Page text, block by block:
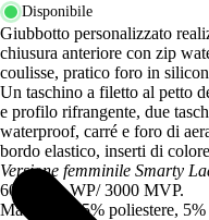
Disponibile
Giubbotto personalizzato
chiusura anteriore con zip
coulisse, pratico foro in
Un taschino a filetto al petto
e profilo rifrangente, due
waterproof, carré e foro di
bordo elastico, inserti di
Versione femminile Smarty
6000 mm WP/ 3000 MVP.
Materiale: 95% poliestere, 5%